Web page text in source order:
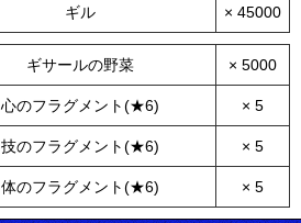
ギル × 45000
ギサールの野菜 × 5000
心のフラグメント(★6) × 5
技のフラグメント(★6) × 5
体のフラグメント(★6) × 5